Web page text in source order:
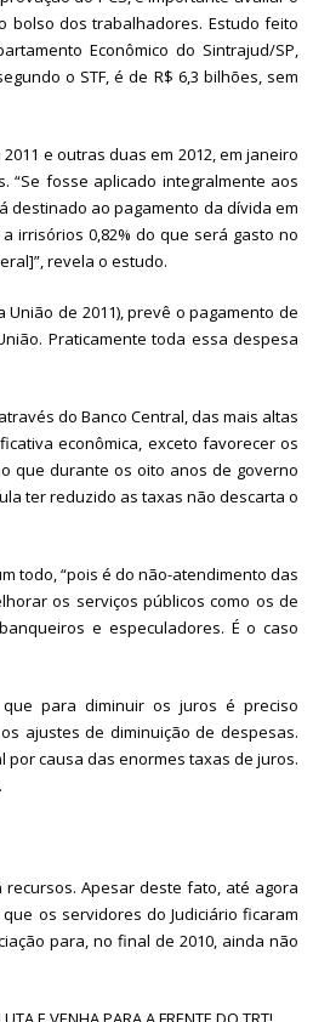
Veja as orientações do Sintrajusc
bolso dos trabalhadores. Estudo feito
Econômico do Sintrajud/SP,
o STF, é de R$ 6,3 bilhões, sem
e outras duas em 2012, em janeiro
“Se fosse aplicado integralmente aos
destinado ao pagamento da dívida em
irrisórios 0,82% do que será gasto no
revela o estudo.
de 2011), prevê o pagamento de
Praticamente toda essa despesa
do Banco Central, das mais altas
econômica, exceto favorecer os
que durante os oito anos de governo
ter reduzido as taxas não descarta o
todo, “pois é do não-atendimento das
os serviços públicos como os de
e especuladores. É o caso
para diminuir os juros é preciso
ajustes de diminuição de despesas.
por causa das enormes taxas de juros.
Apesar deste fato, até agora
os servidores do Judiciário ficaram
para, no final de 2010, ainda não